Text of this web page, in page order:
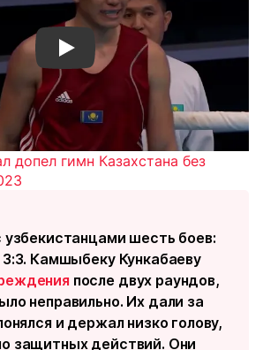
Смотреть видео YouTube
допел гимн Казахстана без
узбекистанцами шесть боев:
Камшыбеку Кункабаеву
после двух раундов,
неправильно. Их дали за
и держал низко голову,
защитных действий. Они